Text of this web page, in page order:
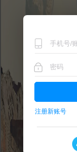
注册新账号